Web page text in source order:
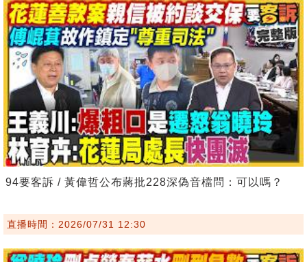
94要客訴 / 黃偉哲公布蔣批228深偽音檔問：可以嗎？
直播時間：2026/07/31 12:30